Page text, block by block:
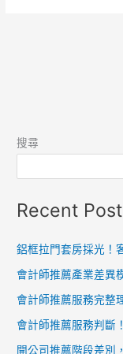
搜尋
Recent
鋁框拉門套房採光！
會計師推薦產業差異
會計師推薦服務完整
會計師推薦服務判斷
開公司推薦階段差別